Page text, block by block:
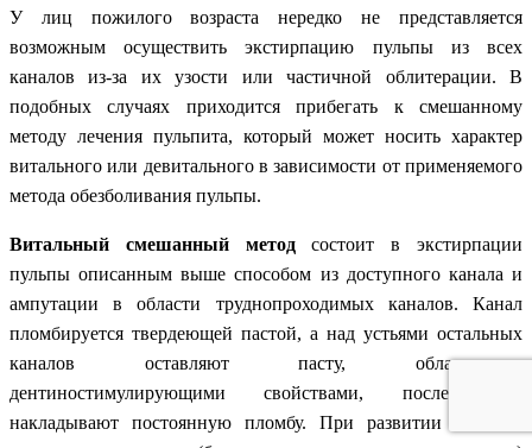
У лиц пожилого возраста нередко не представляется
возможным осуществить экстирпацию пульпы из всех
каналов из-за их узости или частичной облитерации. В
подобных случаях приходится прибегать к смешанному
методу лечения пульпита, который может носить характер
витального или девитального в зависимости от применяемого
метода обезболивания пульпы.
Витальный смешанный методсостоит в экстирпации
пульпы описанным выше способом из доступного канала и
ампутации в области труднопроходимых каналов. Канал
пломбируется твердеющей пастой, а над устьями остальных
каналов оставляют пасту, обладающую
дентиностимулирующими свойствами, после чего
накладывают постоянную пломбу. При развитии явлений